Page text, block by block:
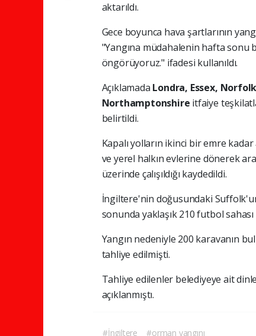
aktarıldı.
Gece boyunca hava şartlarının
"Yangına müdahalenin hafta sonu
öngörüyoruz." ifadesi kullanıldı.
Açıklamada Londra, Essex,
Northamptonshire itfaiye
belirtildi.
Kapalı yolların ikinci bir emre
ve yerel halkın evlerine dönerek
üzerinde çalışıldığı kaydedildi.
İngiltere'nin doğusundaki
sonunda yaklaşık 210 futbol
Yangın nedeniyle 200 karavanın
tahliye edilmişti.
Tahliye edilenler belediyeye ait
açıklanmıştı.
#İngiltere #orman yangını